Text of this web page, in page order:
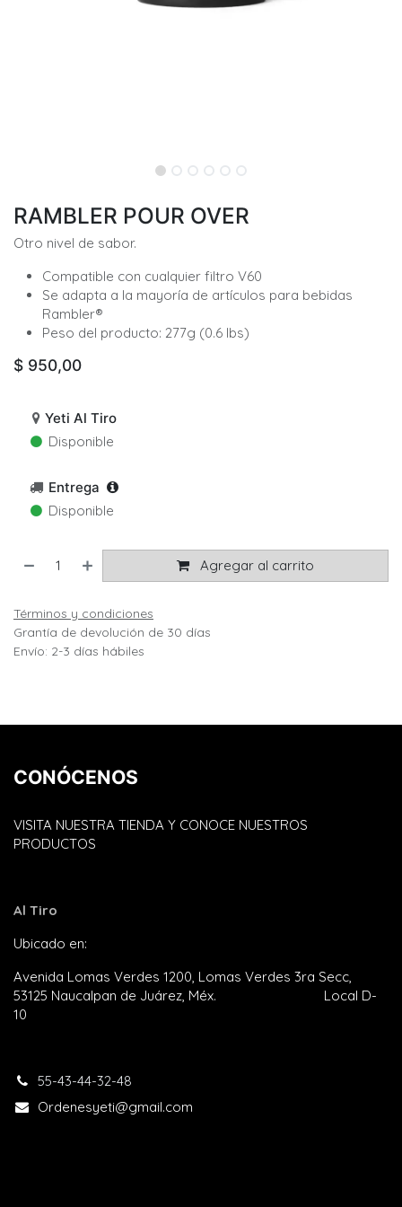
RAMBLER POUR OVER
Otro nivel de sabor.
Compatible con cualquier filtro V60
Se adapta a la mayoría de artículos para bebidas
Rambler®
Peso del producto: 277g (0.6 lbs)
$ 950,00
Yeti Al Tiro
Disponible
Entrega
Disponible
Agregar al carrito
Términos y condiciones
Grantía de devolución de 30 días
Envío: 2-3 días hábiles
CONÓCENOS
VISITA NUESTRA TIENDA Y CONOCE NUESTROS
PRODUCTOS
Al Tiro
Ubicado en:
Avenida Lomas Verdes 1200, Lomas Verdes 3ra Secc,
53125 Naucalpan de Juárez, Méx. Local D-
10
55-43-44-32-48​
Ordenesyeti@gmail.com